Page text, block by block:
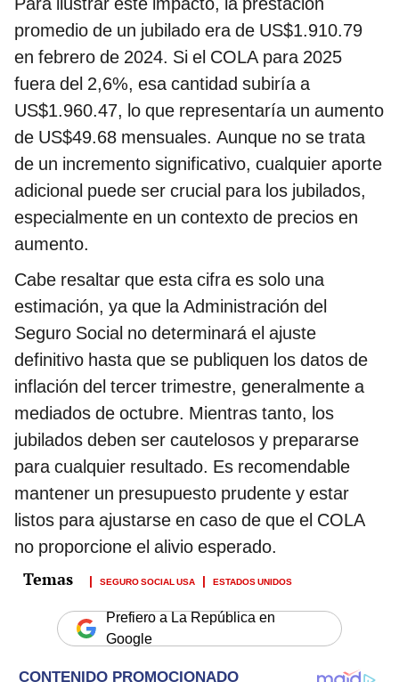
promedio de un jubilado era de US$1.910.79
en febrero de 2024. Si el COLA para 2025
fuera del 2,6%, esa cantidad subiría a
US$1.960.47, lo que representaría un aumento
de US$49.68 mensuales. Aunque no se trata
de un incremento significativo, cualquier aporte
adicional puede ser crucial para los jubilados,
especialmente en un contexto de precios en
aumento.
Cabe resaltar que esta cifra es solo una
estimación, ya que la Administración del
Seguro Social no determinará el ajuste
definitivo hasta que se publiquen los datos de
inflación del tercer trimestre, generalmente a
mediados de octubre. Mientras tanto, los
jubilados deben ser cautelosos y prepararse
para cualquier resultado. Es recomendable
mantener un presupuesto prudente y estar
listos para ajustarse en caso de que el COLA
no proporcione el alivio esperado.
SEGURO SOCIAL USA ESTADOS UNIDOS
Prefiero a La República en
Google